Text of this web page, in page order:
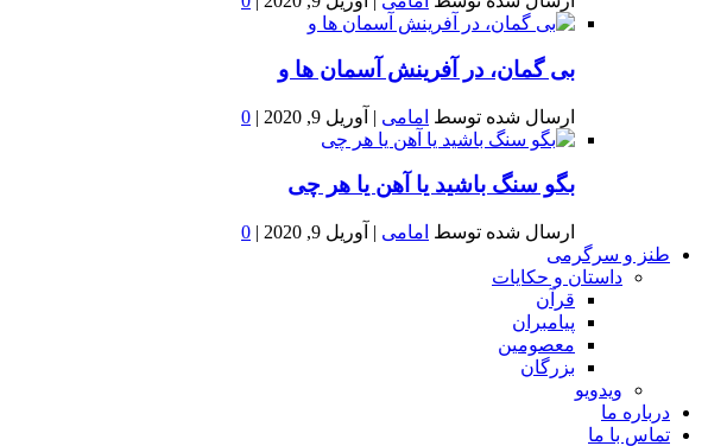
بى گمان، در آفرينش آسمان ها و
ارسال شده توسط امامی | آوریل 9, 2020 |
0
بگو سنگ باشید یا آهن یا هر چی
ارسال شده توسط امامی | آوریل 9, 2020 |
0
طنز و سرگرمی
داستان و حکایات
قرآن
پیامبران
معصومین
بزرگان
ویدویو
درباره ما
تماس با ما